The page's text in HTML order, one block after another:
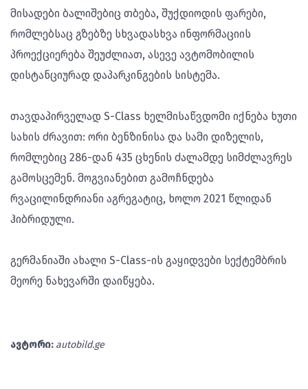
მისადები ბალიშებიც თბება, შუქდიოდის ფარები,
რომლებსაც გზებზე სხვადასხვა ინფორმაციის
პროექციერება შეუძლიათ, ასევე ავტომობილის
დისტანციურად დაპარკინგების სისტემა.
თავდაპირველად S-Class ხელმისაწვდომი იქნება ხუთი
სახის ძრავით: ორი ბენზინისა და სამი დიზელის,
რომლებიც 286-დან 435 ცხენის ძალამდე სიმძლავრეს
გამოსცემენ. მოგვიანებით გამოჩნდება
რვაცილინდრიანი აგრეგატიც, ხოლო 2021 წლიდან
ჰიბრიდული.
გერმანიაში ახალი S-Class-ის გაყიდვები სექტემბრის
მეორე ნახევარში დაიწყება.
ავტორი: autobild.ge